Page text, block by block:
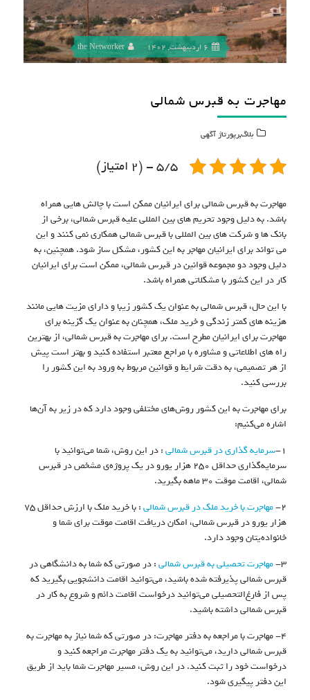
6 اردیبهشت, 1402 the Networker
مهاجرت به قبرس شمالی
بلاگ,رپورتاژ آگهی
5/5 - (2 امتیاز)
مهاجرت به قبرس شمالی برای ایرانیان ممکن است با چالش هایی همراه
باشد. به دلیل وجود تحریم های بین المللی علیه قبرس شمالی، برخی از
بانک ها و شرکت های بین المللی با قبرس شمالی همکاری نمی کنند و این
می تواند برای ایرانیان مهاجر به این کشور، مشکل ساز شود. همچنین، به
دلیل وجود دو مجموعه قوانین در قبرس شمالی، ممکن است برای ایرانیان
کار در این کشور با مشکلاتی همراه باشد.
با این حال، قبرس شمالی به عنوان یک کشور زیبا و دارای مزیت هایی مانند
هزینه های کمتر زندگی و خرید ملک، همچنان به عنوان یک گزینه برای
مهاجرت برای ایرانیان مطرح است. برای مهاجرت به قبرس شمالی، از بهترین
راه های اطلاعاتی و مشاوره با مراجع معتبر استفاده کنید و بهتر است پیش
از هر تصمیمی، به دقت شرایط و قوانین مربوط به ورود به این کشور را
بررسی کنید.
برای مهاجرت به این کشور روش‌های مختلفی وجود دارد که در زیر به آن‌ها
اشاره می‌کنیم:
۱- سرمایه گذاری در قبرس شمالی: در این روش، شما می‌توانید با
سرمایه‌گذاری حداقل ۲۵۰ هزار یورو در یک پروژه‌ی مشخص در قبرس
شمالی، اقامت موقت ۳۰ ماهه بگیرید.
۲- مهاجرت با خرید ملک در قبرس شمالی
: با خرید ملک با ارزش حداقل ۷۵
هزار یورو در قبرس شمالی، امکان دریافت اقامت موقت برای شما و
خانواده‌یتان وجود دارد.
۳- مهاجرت تحصیلی به قبرس شمالی: در صورتی که شما به دانشگاهی در
قبرس شمالی پذیرفته شده باشید، می‌توانید اقامت دانشجویی بگیرید که
پس از فارغ‌التحصیلی می‌توانید درخواست اقامت دائم و شروع به کار در
قبرس شمالی داشته باشید.
۴- مهاجرت با مراجعه به دفتر مهاجرت: در صورتی که شما نیاز به مهاجرت به
قبرس شمالی دارید، می‌توانید به یک دفتر مهاجرت مراجعه کنید و
درخواست خود را ثبت کنید. در این روش، مسیر مهاجرت شما باید از طریق
این دفتر پیگیری شود.